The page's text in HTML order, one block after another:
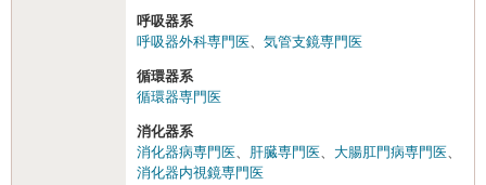
呼吸器系
呼吸器外科専門医、 気管支鏡専門医
循環器系
循環器専門医
消化器系
消化器病専門医、 肝臓専門医、 大腸肛門病専門医、
消化器内視鏡専門医